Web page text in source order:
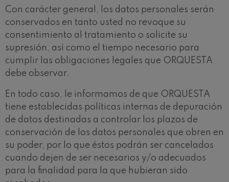
Con carácter general, los datos personales serán
conservados en tanto usted no revoque su
consentimiento al tratamiento o solicite su
supresión, así como el tiempo necesario para
cumplir las obligaciones legales que ORQUESTA
debe observar.
En todo caso, le informamos de que ORQUESTA
tiene establecidas políticas internas de depuración
de datos destinadas a controlar los plazos de
conservación de los datos personales que obren en
su poder, por lo que éstos podrán ser cancelados
cuando dejen de ser necesarios y/o adecuados
para la finalidad para la que hubieran sido